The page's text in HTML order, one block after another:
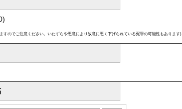
すのでご注意ください。いたずらや悪意により故意に悪く下げられている冤罪の可能性もあります)